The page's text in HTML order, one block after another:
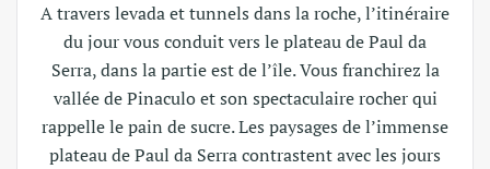
A travers levada et tunnels dans la roche, l’itinéraire
du jour vous conduit vers le plateau de Paul da
Serra, dans la partie est de l’île. Vous franchirez la
vallée de Pinaculo et son spectaculaire rocher qui
rappelle le pain de sucre. Les paysages de l’immense
plateau de Paul da Serra contrastent avec les jours